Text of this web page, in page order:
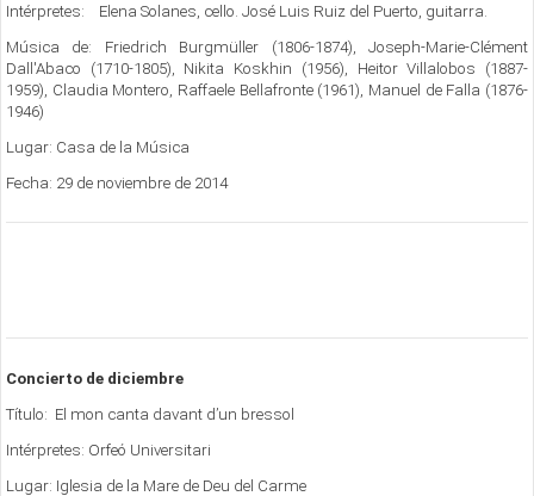
Intérpretes: Elena Solanes, cello. José Luis Ruiz del Puerto, guitarra.
Música de: Friedrich Burgmüller (1806-1874), Joseph-Marie-Clément
Dall'Abaco (1710-1805), Nikita Koskhin (1956), Heitor Villalobos (1887-
1959), Claudia Montero, Raffaele Bellafronte (1961), Manuel de Falla (1876-
1946)
Lugar: Casa de la Música
Fecha: 29 de noviembre de 2014
Concierto de diciembre
Título: El mon canta davant d’un bressol
Intérpretes: Orfeó Universitari
Lugar: Iglesia de la Mare de Deu del Carme